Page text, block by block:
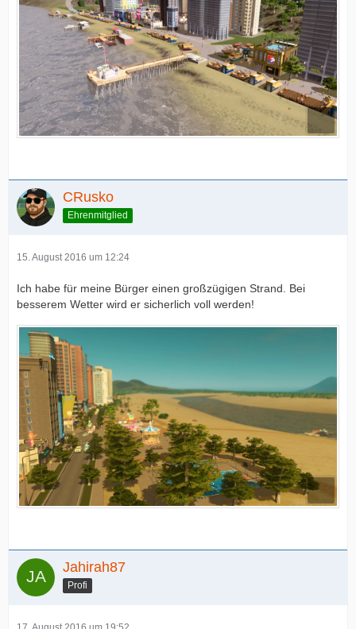
CRusko
Ehrenmitglied
15. August 2016 um 12:24
Ich habe für meine Bürger einen großzügigen Strand. Bei
besserem Wetter wird er sicherlich voll werden!
Jahirah87
Profi